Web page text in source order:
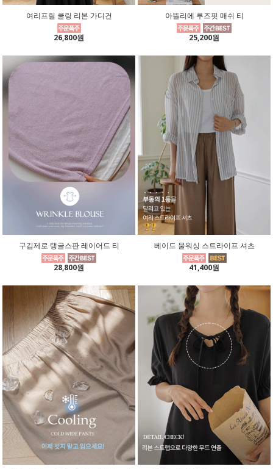
여리프릴 쿨링 리본 가디건
26,800원
아뜰리에 루즈핏 매쉬 티
25,200원
구김제로 탱글스판 레이어드 티
28,800원
베이드 물워싱 스트라이프 셔츠
41,400원